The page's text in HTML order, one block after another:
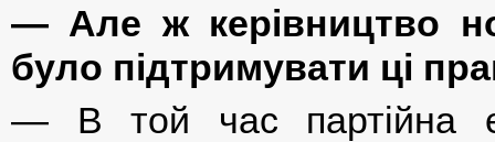
— Але ж керівництво
було підтримувати ці
— В той час партійна